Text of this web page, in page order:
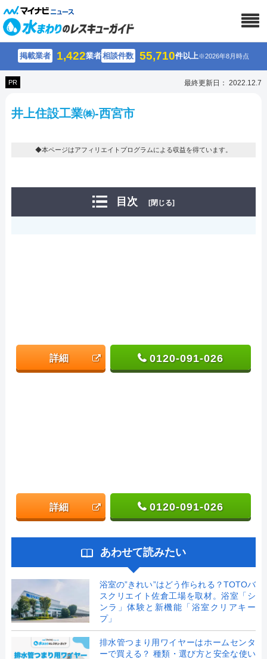
掲載業者 1,422業者相談件数 55,710件以上※2026年8月時点
PR 最終更新日： 2022.12.7
井上住設工業㈱-西宮市
◆本ページはアフィリエイトプログラムによる収益を得ています。
目次 [閉じる]
詳細 0120-091-026
詳細 0120-091-026
あわせて読みたい
浴室の”きれい”はどう作られる？TOTOバ
スクリエイト佐倉工場を取材。浴室「シ
ンラ」体験と新機能「浴室クリアキー
プ」
排水管つまり用ワイヤーはホームセンタ
ーで買える？ 種類・選び方と安全な使い